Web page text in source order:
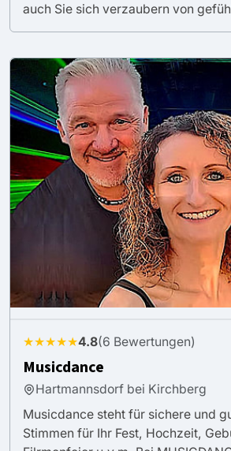
auch Sie sich verzaubern von
★★★★★4.8(6 Bewertungen)
Musicdance
Hartmannsdorf bei Kirchberg
Musicdance steht für sichere und
Stimmen für Ihr Fest, Hochzeit,